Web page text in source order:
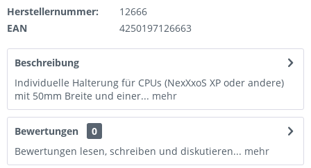
Herstellernummer:
12666
EAN
4250197126663
Beschreibung
Individuelle Halterung für CPUs (NexXxoS XP oder andere)
mit 50mm Breite und einer... mehr
Bewertungen
0
Bewertungen lesen, schreiben und diskutieren... mehr